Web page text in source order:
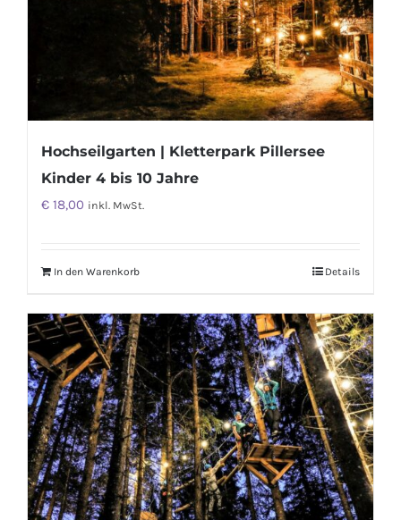
Hochseilgarten | Kletterpark Pillersee
Kinder 4 bis 10 Jahre
€ 18,00 inkl. MwSt.
In den Warenkorb Details